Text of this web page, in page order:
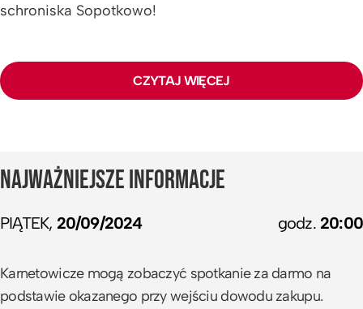
schroniska Sopotkowo!
meczu Trefla Sopot. 16 czerwca 2024 roku w ERGO
ARENIE zostało rozegrane spotkanie, które na zawsze
Tabaka pokonał Kinga Szczecin 77:71 i sięgnął po
mistrzostwo Polski 2024! Żółto-czarni zdobyli złote
medale, mimo że w finałowej serii przegrywali już 1:3.
Wcześniej nie udało się to żadnej drużynie PLK.
Po zakończeniu zmagań nasi zawodnicy zgodnie
CZYTAJ WIĘCEJ
NAJWAŻNIEJSZE INFORMACJE
PIĄTEK, 20/09/2024 godz. 20:00
Karnetowicze mogą zobaczyć spotkanie za darmo na
podstawie okazanego przy wejściu dowodu zakupu.